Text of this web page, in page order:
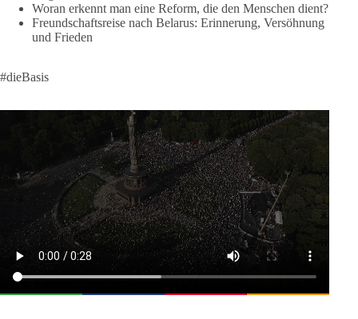
#DeineStimmezählt #jetztunterstützen
58
DieBasis
🔎 Über 100-mal keine Antwort.
Anthony Fauci, Immunologe und Berater des ehemaligen US-
Präsidenten, hat bei einer Anhörung des US-Senats auf mehr
als 100 Fragen die Aussage verweigert. Die juristische
Bewertung werden Gerichte und Ermittlungen klären – auch
auf Basis seines Tagebuches. Doch unabhängig davon zeigt
der Vorgang eines deutlich:
Woran erkennt man eine Reform, die den Menschen dient?
Freundschaftsreise nach Belarus: Erinnerung, Versöhnung
und Frieden
#dieBasis